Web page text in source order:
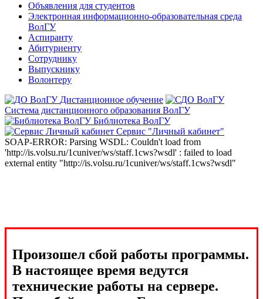
Объявления для студентов
Электронная информационно-образовательная среда
ВолГУ
Аспиранту
Абитуриенту
Сотруднику
Выпускнику
Волонтеру
Дистанционное обучение
Система дистанционного образования ВолГУ
Библиотека ВолГУ
Сервис "Личный кабинет"
SOAP-ERROR: Parsing WSDL: Couldn't load from
'http://is.volsu.ru/1cuniver/ws/staff.1cws?wsdl' : failed to load
external entity "http://is.volsu.ru/1cuniver/ws/staff.1cws?wsdl"
Произошел сбой работы программы.
В настоящее время ведутся
технические работы на сервере.